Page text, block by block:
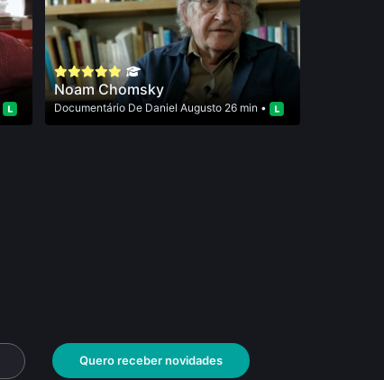
Noam Chomsky
Documentário De Daniel Augusto 26 min •
Quero receber novidades